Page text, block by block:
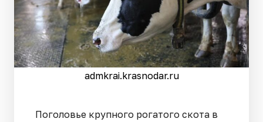
admkrai.krasnodar.ru
Поголовье крупного рогатого скота в